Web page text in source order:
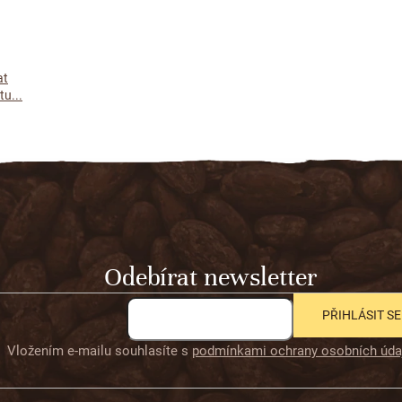
Odebírat newsletter
Vložením e-mailu souhlasíte s podmínkami ochrany osobních
PŘIHLÁSIT SE